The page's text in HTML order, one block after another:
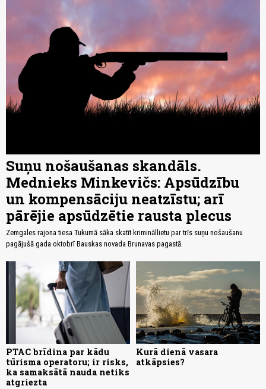
Suņu nošaušanas skandāls.
Mednieks Minkevičs: Apsūdzību
un kompensāciju neatzīstu; arī
pārējie apsūdzētie rausta plecus
Zemgales rajona tiesa Tukumā sāka skatīt krimināllietu par trīs suņu nošaušanu
pagājušā gada oktobrī Bauskas novada Brunavas pagastā.
PTAC brīdina par kādu
tūrisma operatoru; ir risks,
ka samaksātā nauda netiks
atgriezta
Kurā dienā vasara
atkāpsies?